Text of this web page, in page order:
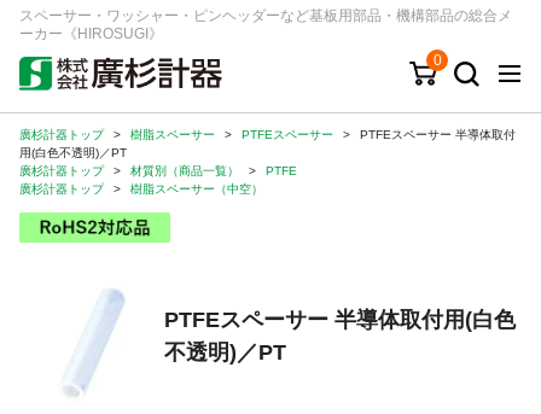
スペーサー・ワッシャー・ピンヘッダーなど基板用部品・機構部品の総合メ
ーカー《HIROSUGI》
0
キーワード 品番/シリーズ
商品カテゴリから探す
ジャンルから探す
ログイン
注文・見積りについて
廣杉計器トップ > 樹脂スペーサー > PTFEスペーサー >
PTFEスペーサー 半導体取付
用(白色不透明)／PT
廣杉計器トップ
> 材質別（商品一覧） >
PTFE
廣杉計器トップ
> 樹脂スペーサー（中空）
PTFEスペーサー 半導体取付用(白色
不透明)／PT